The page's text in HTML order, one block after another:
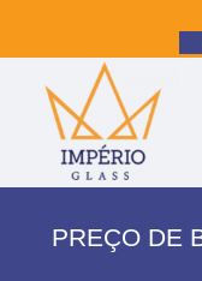
PREÇO DE